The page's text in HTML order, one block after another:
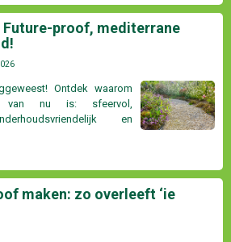
Future-proof, mediterrane
Ontdek waarom
van nu is: sfeervol,
en
maken: zo overleeft ‘ie